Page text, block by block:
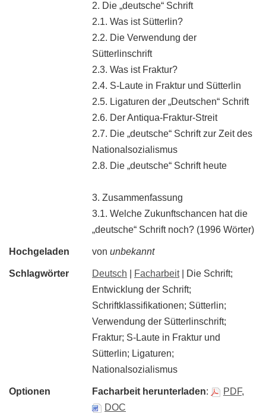
2. Die „deutsche“ Schrift
2.1. Was ist Sütterlin?
2.2. Die Verwendung der
Sütterlinschrift
2.3. Was ist Fraktur?
2.4. S-Laute in Fraktur und Sütterlin
2.5. Ligaturen der „Deutschen“ Schrift
2.6. Der Antiqua-Fraktur-Streit
2.7. Die „deutsche“ Schrift zur Zeit des
Nationalsozialismus
2.8. Die „deutsche“ Schrift heute
3. Zusammenfassung
3.1. Welche Zukunftschancen hat die
„deutsche“ Schrift noch? (1996 Wörter)
Hochgeladen von unbekannt
Schlagwörter Deutsch Facharbeit| Die Schrift;
Entwicklung der Schrift;
Schriftklassifikationen; Sütterlin;
Verwendung der Sütterlinschrift;
Fraktur; S-Laute in Fraktur und
Sütterlin; Ligaturen;
Nationalsozialismus
Optionen Facharbeit herunterladen: PDF,
DOC